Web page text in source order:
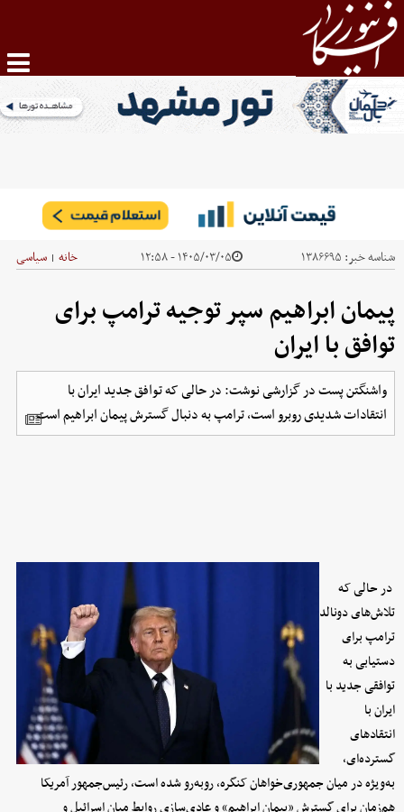
شناسه خبر: ۱۳۸۶۶۹۵ ۱۴۰۵/۰۳/۰۵ - ۱۲:۵۸ خانه | سیاسی
پیمان ابراهیم سپر توجیه ترامپ برای
توافق با ایران
واشنگتن پست در گزارشی نوشت: در حالی که توافق جدید ایران با
انتقادات شدیدی روبرو است، ترامپ به دنبال گسترش پیمان ابراهیم است.
در حالی که
تلاش‌های دونالد
ترامپ برای
دستیابی به
توافقی جدید با
ایران با
انتقادهای
گسترده‌ای،
به‌ویژه در میان جمهوری‌خواهان کنگره، روبه‌رو شده است، رئیس‌جمهور آمریکا